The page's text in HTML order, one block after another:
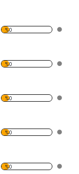
%0
%0
%0
%0
%0